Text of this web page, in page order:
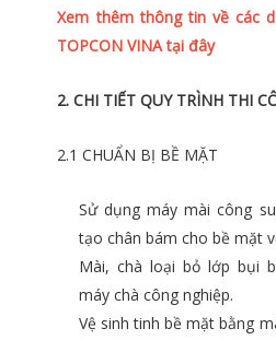
Xem thêm thông tin về các
TOPCON VINAtại đây
2. CHI TIẾT QUY TRÌNH THI
2.1 CHUẨN BỊ BỀ MẶT
Sử dụng máy mài công
tạo chân bám cho bề mặt
Mài, chà loại bỏ lớp bụi
máy chà công nghiệp.
Vệ sinh tinh bề mặt bằng